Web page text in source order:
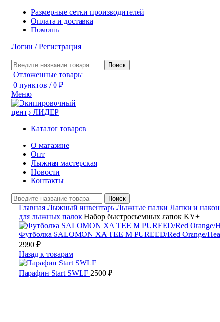
Размерные сетки производителей
Оплата и доставка
Помощь
Логин / Регистрация
Поиск
Отложенные товары
0 пунктов / 0 ₽
Меню
Каталог товаров
О магазине
Опт
Лыжная мастерская
Новости
Контакты
Поиск
Главная Лыжный инвентарь Лыжные палки Лапки и
для лыжных палок Набор быстросьемных лапок KV+
Футболка SALOMON XA TEE M PUREED/Red Orange/
2990 ₽
Назад к товарам
Парафин Start SWLF 2500 ₽